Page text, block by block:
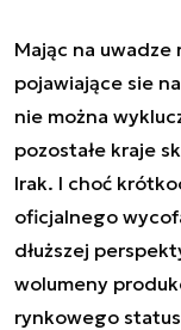
Mając na
pojawiające sie
nie można
pozostałe kraje
Irak. I choć
oficjalnego
dłuższej
wolumeny
rynkowego